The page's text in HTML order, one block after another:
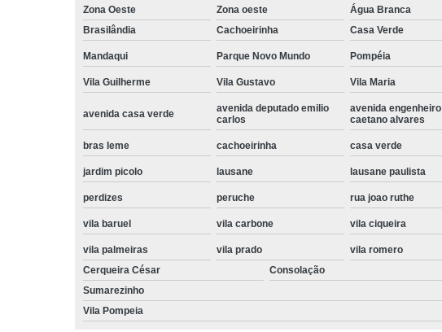
Zona Oeste Zona oeste
Água Branca
Brasilândia
Cachoeirinha Casa Verde
Mandaqui Parque Novo Mundo Pompéia
Vila Guilherme Vila Gustavo Vila Maria
avenida casa verde
avenida deputado emilio
carlos
avenida engenheiro
caetano alvares
bras leme cachoeirinha casa verde
jardim picolo lausane lausane paulista
perdizes peruche rua joao ruthe
vila baruel vila carbone vila ciqueira
vila palmeiras vila prado vila romero
Cerqueira César
Consolação
Sumarezinho
Vila Pompeia